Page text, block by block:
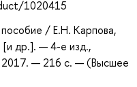
1020415
/ Е.Н. Карпова,
[и др.]. — 4-е изд.,
— 216 с. — (Высшее